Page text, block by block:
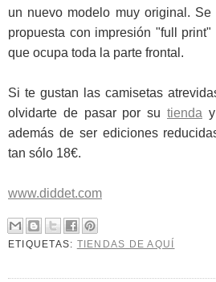
un nuevo modelo muy original. Se
propuesta con impresión "full
que ocupa toda la parte frontal.
Si te gustan las camisetas
olvidarte de pasar por su tienda
además de ser ediciones
tan sólo 18€.
www.diddet.com
ETIQUETAS: TIENDAS DE AQUÍ